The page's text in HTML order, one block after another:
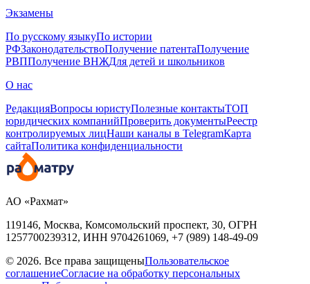
Экзамены
По русскому языкуПо истории
РФЗаконодательствоПолучение патентаПолучение
РВППолучение ВНЖДля детей и школьников
О нас
РедакцияВопросы юристуПолезные контактыТОП
юридических компанийПроверить документыРеестр
контролируемых лицНаши каналы в TelegramКарта
сайтаПолитика конфиденциальности
АО «Рахмат»
119146, Москва, Комсомольский проспект, 30, ОГРН
1257700239312, ИНН 9704261069, +7 (989) 148-49-09
© 2026. Все права защищеныПользовательское
соглашениеСогласие на обработку персональных